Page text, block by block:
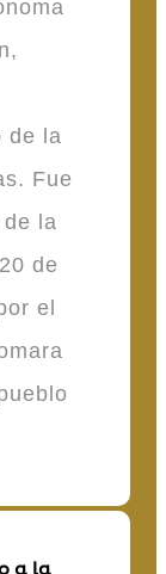
de la
Fue
la
de
el